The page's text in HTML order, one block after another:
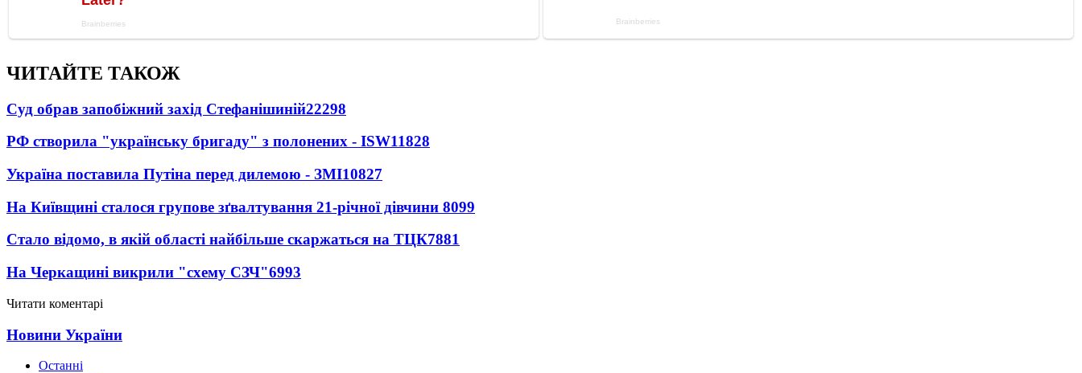
ЧИТАЙТЕ ТАКОЖ
Суд обрав запобіжний захід Стефанішиній22298
РФ створила "українську бригаду" з полонених - ISW11828
Україна поставила Путіна перед дилемою - ЗМІ10827
На Київщині сталося групове зґвалтування 21-річної дівчини 8099
Стало відомо, в якій області найбільше скаржаться на ТЦК7881
На Черкащині викрили "схему СЗЧ"6993
Читати коментарі
Новини України
Останні